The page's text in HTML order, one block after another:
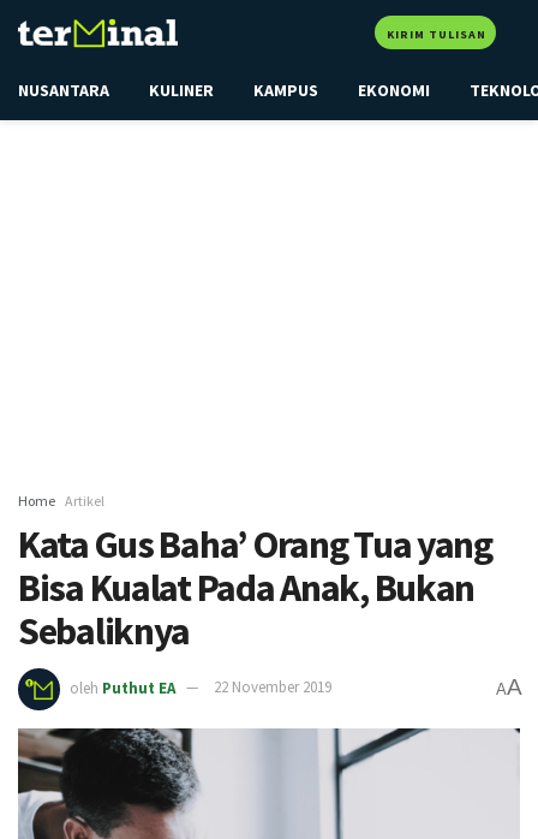
KIRIM TULISAN
NUSANTARA KULINER KAMPUS EKONOMI
Home Artikel
Kata Gus Baha’ Orang Tua yang
Bisa Kualat Pada Anak, Bukan
Sebaliknya
oleh Puthut EA 22 November 2019 AA